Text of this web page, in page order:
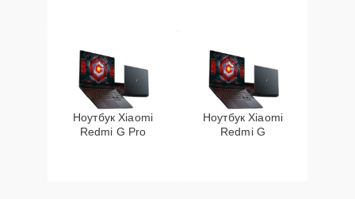
Ноутбук Xiaomi
Redmi G Pro
Ноутбук Xiaomi
Redmi G